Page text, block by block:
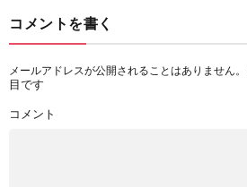
コメントを書く
メールアドレスが公開されることはありません。
目です
コメント